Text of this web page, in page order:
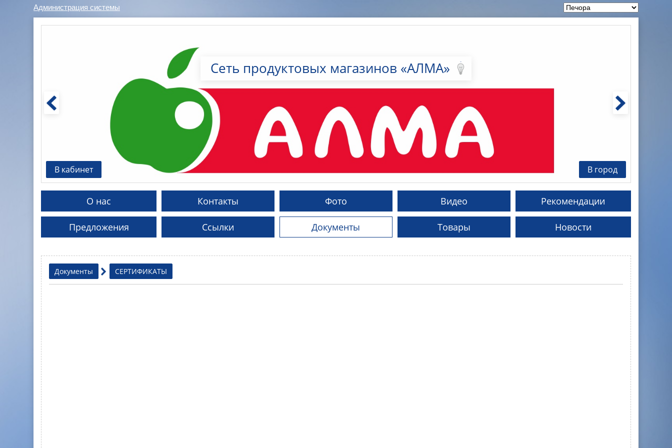
Администрация системы
В кабинет В город
Сеть продуктовых магазинов «АЛМА»
О нас Контакты Фото Видео Рекомендации
Предложения Ссылки Документы Товары Новости
Документы СЕРТИФИКАТЫ